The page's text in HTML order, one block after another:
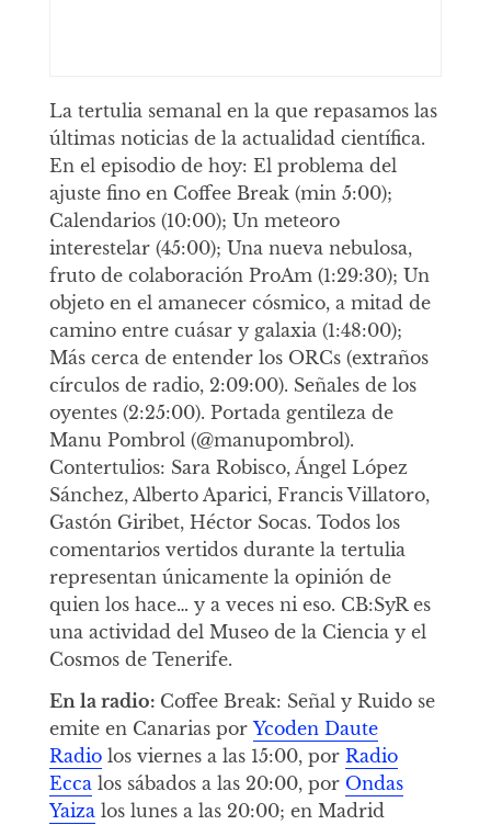
La tertulia semanal en la que repasamos las
últimas noticias de la actualidad científica.
En el episodio de hoy: El problema del
ajuste fino en Coffee Break (min 5:00);
Calendarios (10:00); Un meteoro
interestelar (45:00); Una nueva nebulosa,
fruto de colaboración ProAm (1:29:30); Un
objeto en el amanecer cósmico, a mitad de
camino entre cuásar y galaxia (1:48:00);
Más cerca de entender los ORCs (extraños
círculos de radio, 2:09:00). Señales de los
oyentes (2:25:00). Portada gentileza de
Manu Pombrol (@manupombrol).
Contertulios: Sara Robisco, Ángel López
Sánchez, Alberto Aparici, Francis Villatoro,
Gastón Giribet, Héctor Socas. Todos los
comentarios vertidos durante la tertulia
representan únicamente la opinión de
quien los hace… y a veces ni eso. CB:SyR es
una actividad del Museo de la Ciencia y el
Cosmos de Tenerife.
En la radio: Coffee Break: Señal y Ruido se
emite en Canarias por Ycoden Daute
Radiolos viernes a las 15:00, por Radio
Eccalos sábados a las 20:00, por Ondas
Yaizalos lunes a las 20:00; en Madrid